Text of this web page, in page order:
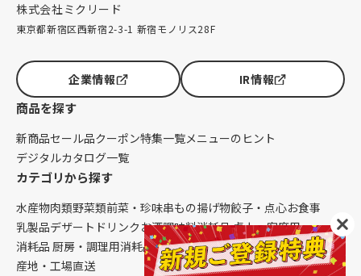
株式会社ミクリード
東京都新宿区西新宿2-3-1 新宿モノリス28F
企業情報 IR情報
商品を探す
新商品セール品クーポン特集一覧メニューのヒント
デジタルカタログ一覧
カテゴリから探す
水産物肉類野菜類前菜・珍味串もの揚げ物餃子・点心お食事
乳製品デザート ドリンク お酒調味料消耗品 卓上・客席用
消耗品 厨房・調理用消耗品 クレンリネス生鮮品（配送便限定）
産地・工場直送